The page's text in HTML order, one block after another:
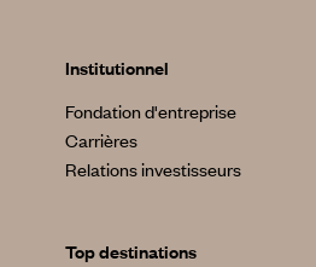
Institutionnel
Fondation d'entreprise
Carrières
Relations investisseurs
Top destinations